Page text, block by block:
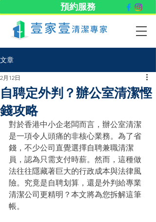
預約服務
文章
自聘定外判？辦公室清潔慳
錢攻略
2月12日
對於香港中小企老闆而言，辦公室清潔
是一項令人頭痛的非核心業務。為了省
錢，不少公司直覺選擇自聘兼職清潔
員，認為只需支付時薪。然而，這種做
法往往隱藏著巨大的行政成本與法律風
險。究竟是自聘划算，還是外判給專業
清潔公司更精明？本文將為您拆解這筆
帳。